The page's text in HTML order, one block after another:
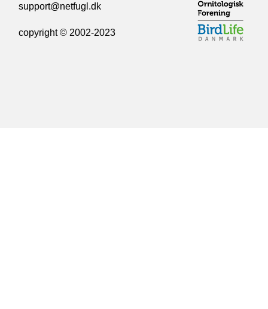
support@netfugl.dk
copyright © 2002-2023